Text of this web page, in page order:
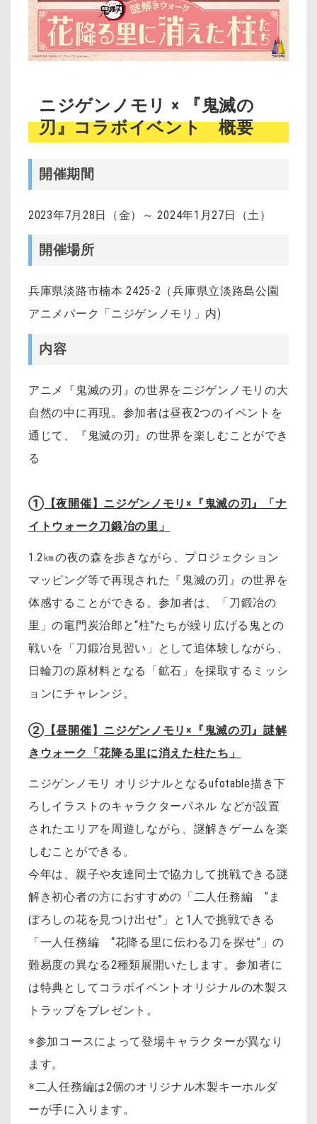
ニジゲンノモリ × 『鬼滅の
刃』コラボイベント 概要
開催期間
2023年7月28日（金）～ 2024年1月27日（土）
開催場所
兵庫県淡路市楠本 2425-2（兵庫県立淡路島公園
アニメパーク「ニジゲンノモリ」内)
内容
アニメ『鬼滅の刃』の世界をニジゲンノモリの大
自然の中に再現。参加者は昼夜2つのイベントを
通じて、『鬼滅の刃』の世界を楽しむことができ
る
① 【夜開催】ニジゲンノモリ×『鬼滅の刃』「ナ
イトウォーク刀鍛冶の里」
1.2㎞の夜の森を歩きながら、プロジェクション
マッピング等で再現された『鬼滅の刃』の世界を
体感することができる。参加者は、「刀鍛冶の
里」の竈門炭治郎と“柱”たちが繰り広げる鬼との
戦いを「刀鍛冶見習い」として追体験しながら、
日輪刀の原材料となる「鉱石」を採取するミッシ
ョンにチャレンジ。
② 【昼開催】ニジゲンノモリ×『鬼滅の刃』謎解
きウォーク「花降る里に消えた柱たち」
ニジゲンノモリ オリジナルとなるufotable描き下
ろしイラストのキャラクターパネル などが設置
されたエリアを周遊しながら、謎解きゲームを楽
しむことができる。
今年は、親子や友達同士で協力して挑戦できる謎
解き初心者の方におすすめの「二人任務編 “ま
ぼろしの花を見つけ出せ”」と1人で挑戦できる
「一人任務編 “花降る里に伝わる刀を探せ”」の
難易度の異なる2種類展開いたします。参加者に
は特典としてコラボイベントオリジナルの木製ス
トラップをプレゼント。
※参加コースによって登場キャラクターが異なり
ます。
※二人任務編は2個のオリジナル木製キーホルダ
ーが手に入ります。